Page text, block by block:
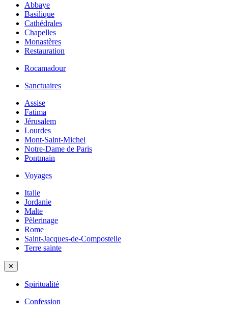
Abbaye
Basilique
Cathédrales
Chapelles
Monastères
Restauration
Rocamadour
Sanctuaires
Assise
Fatima
Jérusalem
Lourdes
Mont-Saint-Michel
Notre-Dame de Paris
Pontmain
Voyages
Italie
Jordanie
Malte
Pèlerinage
Rome
Saint-Jacques-de-Compostelle
Terre sainte
✕
Spiritualité
Confession